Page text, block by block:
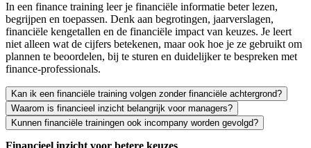
In een finance training leer je financiële informatie beter lezen,
begrijpen en toepassen. Denk aan begrotingen, jaarverslagen,
financiële kengetallen en de financiële impact van keuzes. Je leert
niet alleen wat de cijfers betekenen, maar ook hoe je ze gebruikt om
plannen te beoordelen, bij te sturen en duidelijker te bespreken met
finance-professionals.
Kan ik een financiële training volgen zonder financiële achtergrond?
Ja. Juist als je geen financiële achtergrond hebt, kan een training
Waarom is financieel inzicht belangrijk voor managers?
Als manager neem je keuzes die financiële gevolgen hebben.
Kunnen financiële trainingen ook incompany worden gevolgd?
Financieel inzicht voor betere keuzes